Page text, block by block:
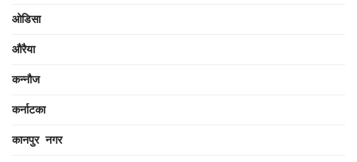
ओडिसा
औरैया
कन्नौज
कर्नाटका
कानपुर नगर